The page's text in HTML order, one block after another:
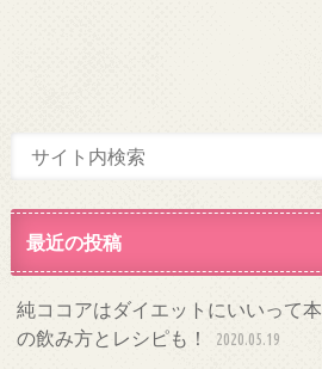
最近の投稿
純ココアはダイエットにいいって
の飲み方とレシピも！
2020.05.19